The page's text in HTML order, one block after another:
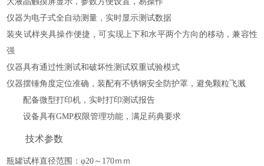
仪器为电子式全自动测量，实时显示测试数据
装夹试样夹具操作便捷，可实现上下和水平两个方向的移动，兼容性
强
仪器具有通过性测试和破坏性测试双重试验模式
仪器摆锤角度定位准确，装配有不锈钢安全防护罩，避免颗粒飞溅
配备微型打印机，实时打印测试报告
设备具有GMP权限管理功能，满足药典要求
技术参数
瓶罐试样直径范围：φ20～170ｍｍ